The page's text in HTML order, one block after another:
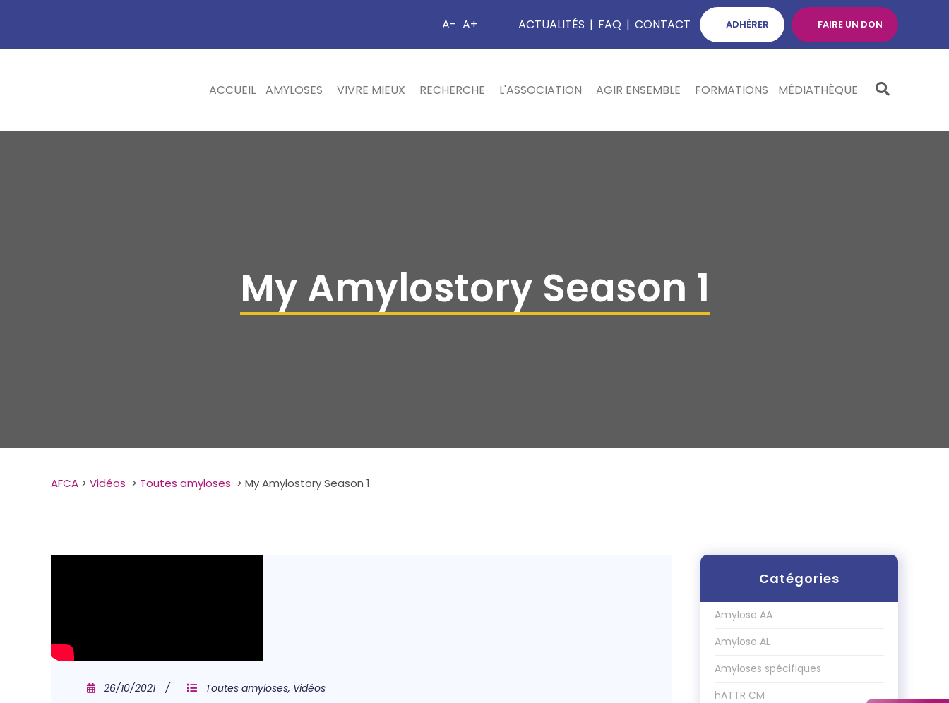
A- A+ ACTUALITÉS | FAQ | CONTACT ADHÉRER FAIRE UN DON
ACCUEIL AMYLOSES VIVRE MIEUX RECHERCHE L'ASSOCIATION AGIR ENSEMBLE FORMATIONS MÉDIATHÈQUE
My Amylostory Season 1
AFCA > Vidéos > Toutes amyloses > My Amylostory Season 1
26/10/2021 Toutes amyloses, Vidéos
Catégories
Amylose AA
Amylose AL
Amyloses spécifiques
hATTR CM